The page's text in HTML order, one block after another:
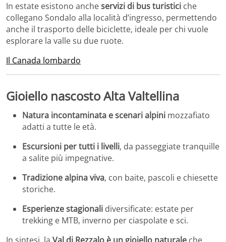
In estate esistono ancheservizi di bus turistici che
collegano Sondalo alla località d’ingresso, permettendo
anche il trasporto delle biciclette, ideale per chi vuole
esplorare la valle su due ruote.
Il Canada lombardo
Gioiello nascosto Alta Valtellina
Natura incontaminata e scenari alpini mozzafiato
adatti a tutte le età.
Escursioni per tutti i livelli, da passeggiate tranquille
a salite più impegnative.
Tradizione alpina viva, con baite, pascoli e chiesette
storiche.
Esperienze stagionali diversificate: estate per
trekking e MTB, inverno per ciaspolate e sci.